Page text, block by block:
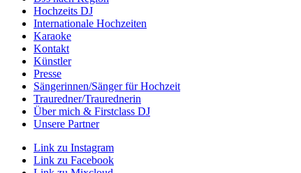
Hochzeits DJ
Internationale Hochzeiten
Karaoke
Kontakt
Künstler
Presse
Sängerinnen/Sänger für Hochzeit
Trauredner/Traurednerin
Über mich & Firstclass DJ
Unsere Partner
Link zu Instagram
Link zu Facebook